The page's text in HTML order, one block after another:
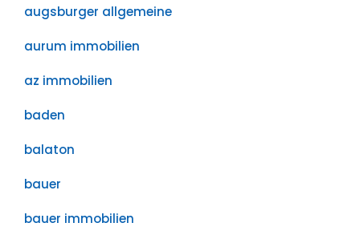
augsburger allgemeine
aurum immobilien
az immobilien
baden
balaton
bauer
bauer immobilien